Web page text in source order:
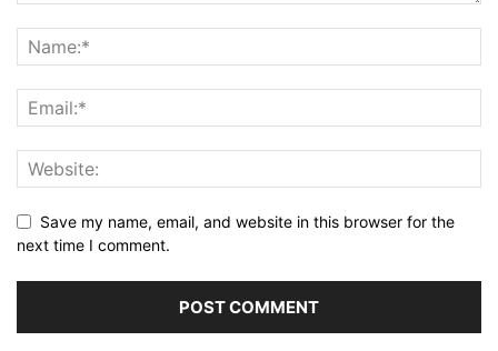
Save my name, email, and website in this browser for the
next time I comment.